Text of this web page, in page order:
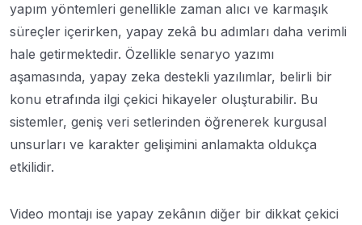
yapım yöntemleri genellikle zaman alıcı ve karmaşık
süreçler içerirken, yapay zekâ bu adımları daha verimli
hale getirmektedir. Özellikle senaryo yazımı
aşamasında, yapay zeka destekli yazılımlar, belirli bir
konu etrafında ilgi çekici hikayeler oluşturabilir. Bu
sistemler, geniş veri setlerinden öğrenerek kurgusal
unsurları ve karakter gelişimini anlamakta oldukça
etkilidir.
Video montajı ise yapay zekânın diğer bir dikkat çekici